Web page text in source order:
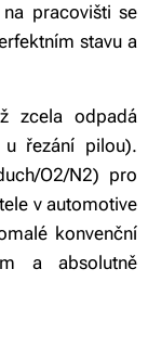
pracovišti se
stavu a
zcela odpadá
řezání pilou).
O2/N2) pro
v automotive
konvenční
a absolutně